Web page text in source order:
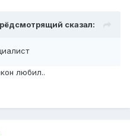
сказал:
любил..